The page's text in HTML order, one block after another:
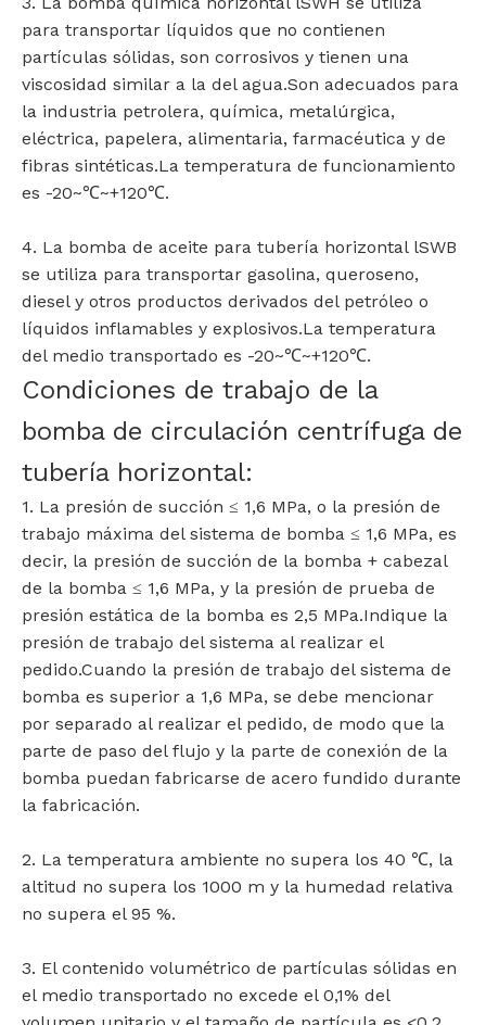
para transportar líquidos que no contienen
partículas sólidas, son corrosivos y tienen una
viscosidad similar a la del agua.Son adecuados para
la industria petrolera, química, metalúrgica,
eléctrica, papelera, alimentaria, farmacéutica y de
fibras sintéticas.La temperatura de funcionamiento
es -20~℃~+120℃.
4. La bomba de aceite para tubería horizontal lSWB
se utiliza para transportar gasolina, queroseno,
diesel y otros productos derivados del petróleo o
líquidos inflamables y explosivos.La temperatura
del medio transportado es -20~℃~+120℃.
Condiciones de trabajo de la
bomba de circulación centrífuga de
tubería horizontal:
1. La presión de succión ≤ 1,6 MPa, o la presión de
trabajo máxima del sistema de bomba ≤ 1,6 MPa, es
decir, la presión de succión de la bomba + cabezal
de la bomba ≤ 1,6 MPa, y la presión de prueba de
presión estática de la bomba es 2,5 MPa.Indique la
presión de trabajo del sistema al realizar el
pedido.Cuando la presión de trabajo del sistema de
bomba es superior a 1,6 MPa, se debe mencionar
por separado al realizar el pedido, de modo que la
parte de paso del flujo y la parte de conexión de la
bomba puedan fabricarse de acero fundido durante
la fabricación.
2. La temperatura ambiente no supera los 40 ℃, la
altitud no supera los 1000 m y la humedad relativa
no supera el 95 %.
3. El contenido volumétrico de partículas sólidas en
el medio transportado no excede el 0,1% del